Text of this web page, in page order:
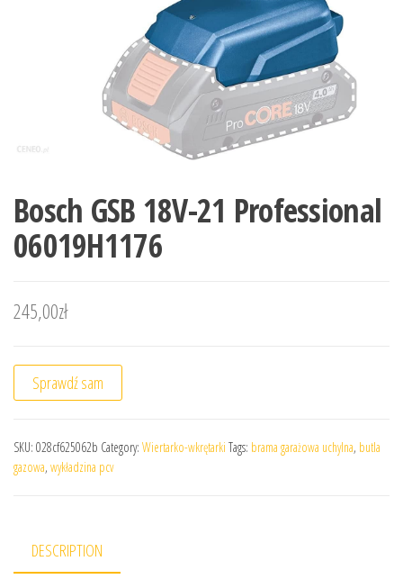
Bosch GSB 18V-21 Professional
06019H1176
245,00zł
Sprawdź sam
SKU: 028cf625062b Category: Wiertarko-wkrętarki Tags: brama garażowa uchylna, butla
gazowa, wykładzina pcv
DESCRIPTION